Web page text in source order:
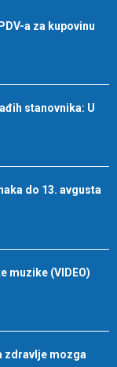
a za kupovinu
stanovnika: U
do 13. avgusta
muzike (VIDEO)
zdravlje mozga